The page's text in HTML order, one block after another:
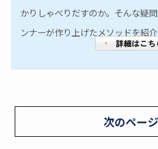
かりしゃべりだすのか。そんな疑
ンナーが作り上げたメソッドを紹
次のページ